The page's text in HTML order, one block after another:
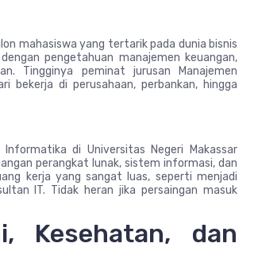
mahasiswa yang tertarik pada dunia bisnis
pengetahuan manajemen keuangan,
Tingginya peminat jurusan Manajemen
bekerja di perusahaan, perbankan, hingga
di Universitas Negeri Makassar
perangkat lunak, sistem informasi, dan
kerja yang sangat luas, seperti menjadi
IT. Tidak heran jika persaingan masuk
Kesehatan, dan